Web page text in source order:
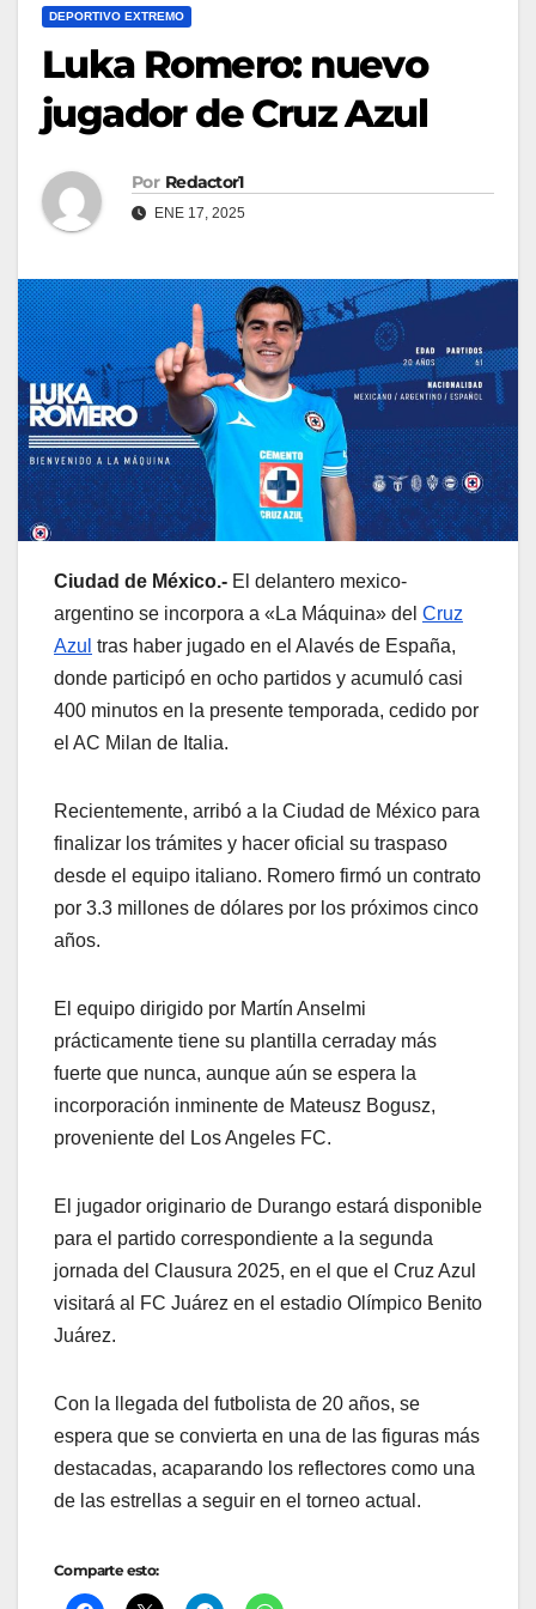
DEPORTIVO EXTREMO
Luka Romero: nuevo
jugador de Cruz Azul
Por Redactor1
ENE 17, 2025
Ciudad de México.- El delantero mexico-
argentino se incorpora a «La Máquina» del Cruz
Azul tras haber jugado en el Alavés de España,
donde participó en ocho partidos y acumuló casi
400 minutos en la presente temporada, cedido por
el AC Milan de Italia.
Recientemente, arribó a la Ciudad de México para
finalizar los trámites y hacer oficial su traspaso
desde el equipo italiano. Romero firmó un contrato
por 3.3 millones de dólares por los próximos cinco
años.
El equipo dirigido por Martín Anselmi
prácticamente tiene su plantilla cerraday más
fuerte que nunca, aunque aún se espera la
incorporación inminente de Mateusz Bogusz,
proveniente del Los Angeles FC.
El jugador originario de Durango estará disponible
para el partido correspondiente a la segunda
jornada del Clausura 2025, en el que el Cruz Azul
visitará al FC Juárez en el estadio Olímpico Benito
Juárez.
Con la llegada del futbolista de 20 años, se
espera que se convierta en una de las figuras más
destacadas, acaparando los reflectores como una
de las estrellas a seguir en el torneo actual.
Comparte esto: